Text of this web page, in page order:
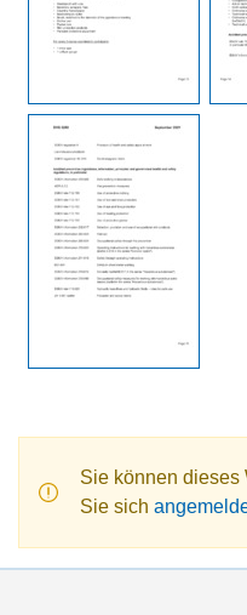
Sie können dieses
Sie sich